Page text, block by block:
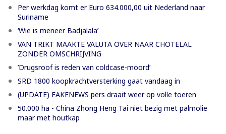
Per werkdag komt er Euro 634.000,00 uit Nederland naar
Suriname
‘Wie is meneer Badjalala’
VAN TRIKT MAAKTE VALUTA OVER NAAR CHOTELAL
ZONDER OMSCHRIJVING
’Drugsroof is reden van coldcase-moord’
SRD 1800 koopkrachtversterking gaat vandaag in
(UPDATE) FAKENEWS pers draait weer op volle toeren
50.000 ha - China Zhong Heng Tai niet bezig met palmolie
maar met houtkap